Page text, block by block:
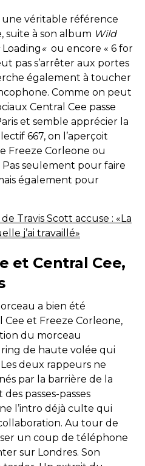
véritable référence
à son album Wild
Loading « ou encore « 6 for
pas s’arrêter aux portes
également à toucher
Comme on peut
Central Cee passe
et semble apprécier la
667, on l’aperçoit
Freeze Corleone ou
Pas seulement pour faire
également pour
Travis Scott accuse : «La
j’ai travaillé»
et Central Cee,
a bien été
Cee et Freeze Corleone,
du morceau
de haute volée qui
Les deux rappeurs ne
par la barrière de la
passes-passes
l’intro déjà culte qui
Au tour de
un coup de téléphone
sur Londres. Son